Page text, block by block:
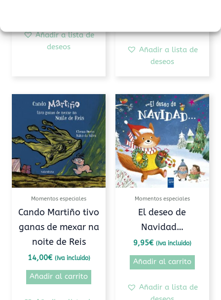
Añadir a lista de
deseos
Añadir a lista de
deseos
Momentos especiales
Cando Martiño tivo
ganas de mexar na
noite de Reis
14,00€ (Iva incluido)
Añadir al carrito
Momentos especiales
El deseo de
Navidad…
9,95€ (Iva incluido)
Añadir al carrito
Añadir a lista de